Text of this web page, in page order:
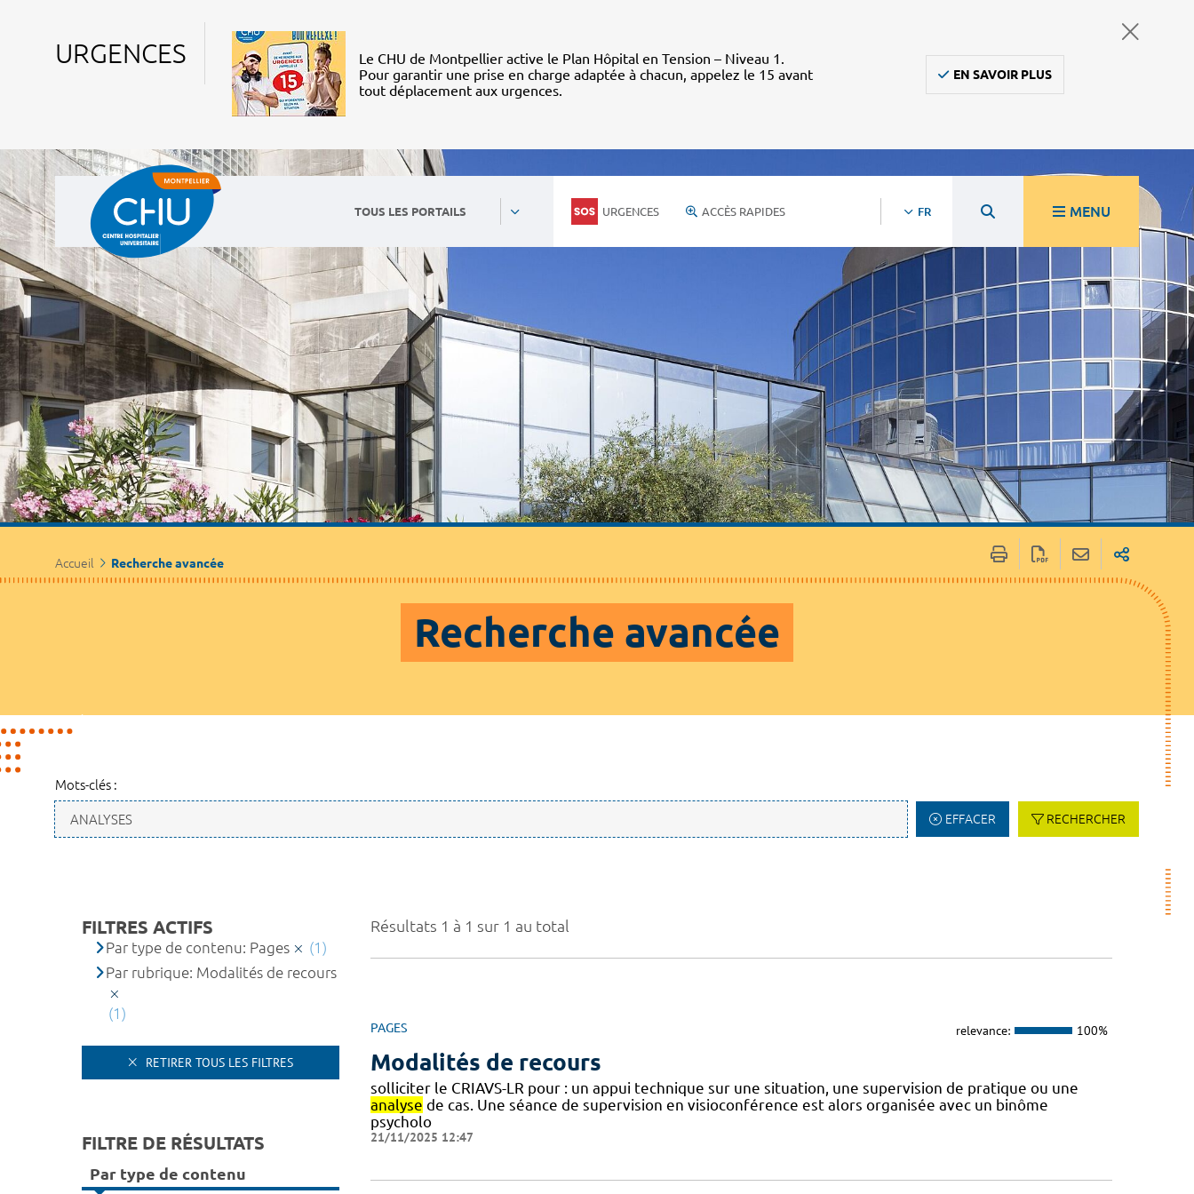
URGENCES
Le CHU de Montpellier active le Plan Hôpital en Tension – Niveau 1.
Pour garantir une prise en charge adaptée à chacun, appelez le 15 avant
tout déplacement aux urgences.
EN SAVOIR PLUS
TOUS LES PORTAILS URGENCES ACCÈS RAPIDES FR MENU
Accueil Recherche avancée
Recherche avancée
Mots-clés :
EFFACER RECHERCHER
Résultats 1 à 1 sur 1 au total
PAGES relevance: 100%
Modalités de recours
solliciter le CRIAVS-LR pour : un appui technique sur une situation, une supervision de pratique ou une
analyse de cas. Une séance de supervision en visioconférence est alors organisée avec un binôme
psycholo
21/11/2025 12:47
FILTRES ACTIFS
Par type de contenu: Pages
(1)
Par rubrique: Modalités de recours
(1)
RETIRER TOUS LES FILTRES
FILTRE DE RÉSULTATS
Par type de contenu